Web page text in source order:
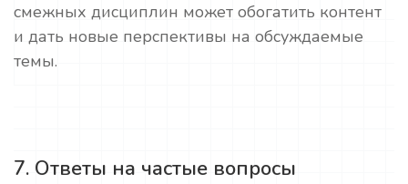
смежных дисциплин может обогатить контент
и дать новые перспективы на обсуждаемые
темы.
7. Ответы на частые вопросы